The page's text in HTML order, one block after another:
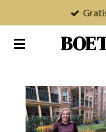
naar